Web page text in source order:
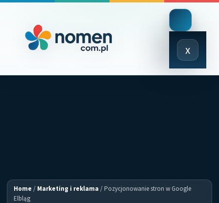
x
Close
Menu
Home / Marketing i reklama /Pozycjonowanie stron w Google
Elbląg